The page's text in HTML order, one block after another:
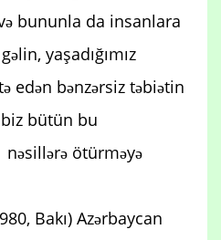
bununla da insanlara
yaşadığımız
edən bənzərsiz təbiətin
biz bütün bu
nəsillərə ötürməyə
Bakı) Azərbaycan